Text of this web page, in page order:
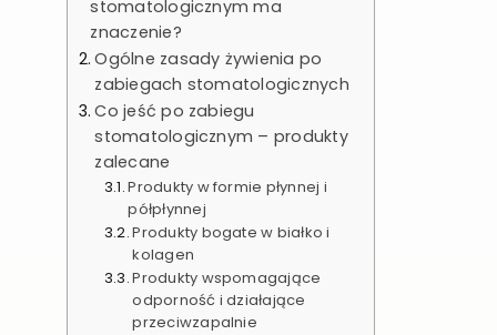
stomatologicznym ma
znaczenie?
Ogólne zasady żywienia po
zabiegach stomatologicznych
Co jeść po zabiegu
stomatologicznym – produkty
zalecane
Produkty w formie płynnej i
półpłynnej
Produkty bogate w białko i
kolagen
Produkty wspomagające
odporność i działające
przeciwzapalnie